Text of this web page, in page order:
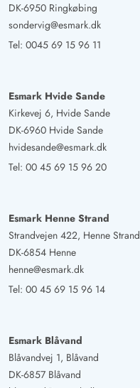
DK-6950 Ringkøbing
sondervig@esmark.dk
Tel: 0045 69 15 96 11
Esmark Hvide Sande
Kirkevej 6, Hvide Sande
DK-6960 Hvide Sande
hvidesande@esmark.dk
Tel: 00 45 69 15 96 20
Esmark Henne Strand
Strandvejen 422, Henne Strand
DK-6854 Henne
henne@esmark.dk
Tel: 00 45 69 15 96 14
Esmark Blåvand
Blåvandvej 1, Blåvand
DK-6857 Blåvand